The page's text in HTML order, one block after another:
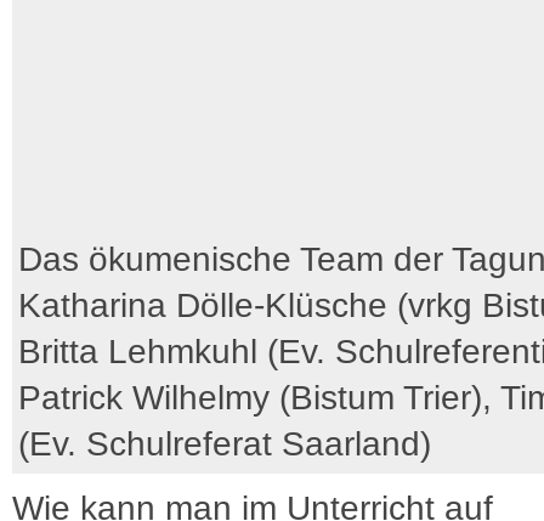
Das ökumenische Team der
Katharina Dölle-Klüsche (vrkg
Britta Lehmkuhl (Ev.
Patrick Wilhelmy (Bistum Trier),
(Ev. Schulreferat Saarland)
Wie kann man im Unterricht auf